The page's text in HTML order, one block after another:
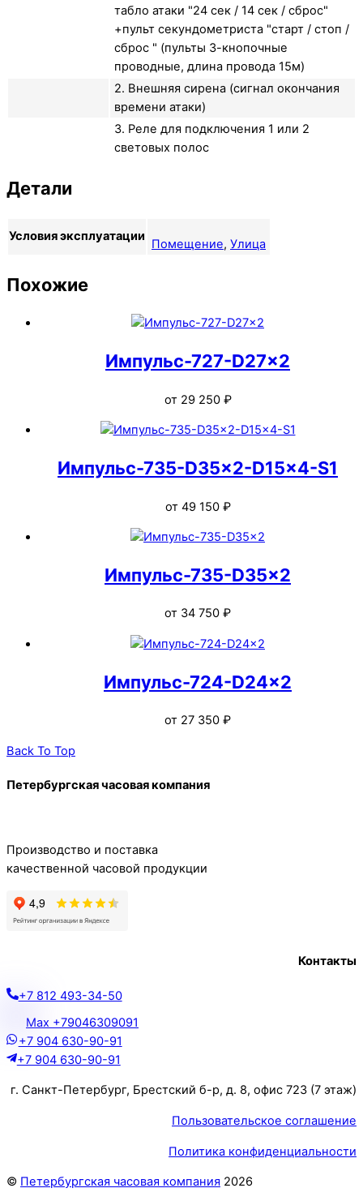
табло атаки "24 сек / 14 сек / сброс"
+пульт секундометриста "старт / стоп /
сброс " (пульты 3-кнопочные
проводные, длина провода 15м)
2. Внешняя сирена (сигнал окончания
времени атаки)
3. Реле для подключения 1 или 2
световых полос
Детали
Условия эксплуатации
Помещение, Улица
Похожие
Импульс-727-D27x2
от 29 250 ₽
Импульс-735-D35x2-D15x4-S1
от 49 150 ₽
Импульс-735-D35x2
от 34 750 ₽
Импульс-724-D24x2
от 27 350 ₽
Back To Top
Петербургская часовая компания
Производство и поставка
качественной часовой продукции
Контакты
+7 812 493-34-50
Max +79046309091
+7 904 630-90-91
+7 904 630-90-91
г. Санкт-Петербург, Брестский б-р, д. 8, офис 723 (7 этаж)
Пользовательское соглашение
Политика конфиденциальности
© Петербургская часовая компания 2026